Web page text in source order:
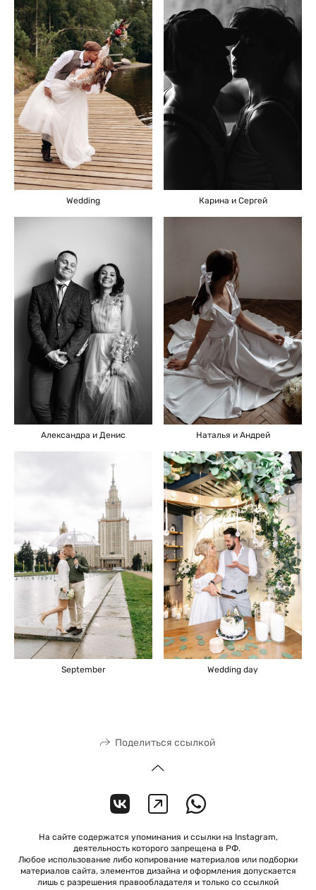
Wedding Карина и Сергей
Александра и Денис Наталья и Андрей
September Wedding day
Поделиться ссылкой
На сайте содержатся упоминания и ссылки на Instagram,
деятельность которого запрещена в РФ.
Любое использование либо копирование материалов или подборки
материалов сайта, элементов дизайна и оформления допускается
лишь с разрешения правообладателя и только со ссылкой